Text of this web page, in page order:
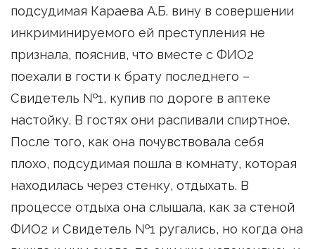
подсудимая Караева А.Б. вину в совершении
инкриминируемого ей преступления не
признала, пояснив, что вместе с ФИО2
поехали в гости к брату последнего –
Свидетель №1, купив по дороге в аптеке
настойку. В гостях они распивали спиртное.
После того, как она почувствовала себя
плохо, подсудимая пошла в комнату, которая
находилась через стенку, отдыхать. В
процессе отдыха она слышала, как за стеной
ФИО2 и Свидетель №1 ругались, но когда она